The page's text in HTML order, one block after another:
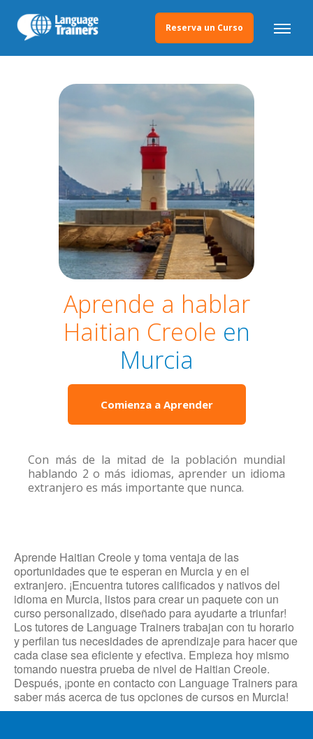
Reserva un Curso
Aprende a hablar
Haitian Creole en
Murcia
Comienza a Aprender
Con más de la mitad de la población mundial
hablando 2 o más idiomas, aprender un idioma
extranjero es más importante que nunca.
Aprende Haitian Creole y toma ventaja de las
oportunidades que te esperan en Murcia y en el
extranjero. ¡Encuentra tutores calificados y nativos del
idioma en Murcia, listos para crear un paquete con un
curso personalizado, diseñado para ayudarte a triunfar!
Los tutores de Language Trainers trabajan con tu horario
y perfilan tus necesidades de aprendizaje para hacer que
cada clase sea eficiente y efectiva. Empieza hoy mismo
tomando nuestra prueba de nivel de Haitian Creole.
Después, ¡ponte en contacto con Language Trainers para
saber más acerca de tus opciones de cursos en Murcia!